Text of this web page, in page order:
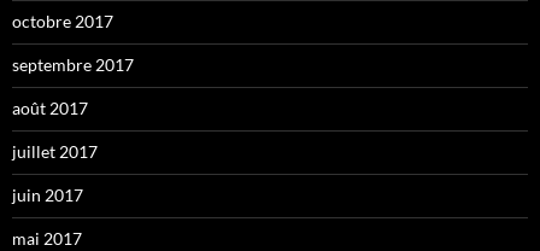
octobre 2017
septembre 2017
août 2017
juillet 2017
juin 2017
mai 2017